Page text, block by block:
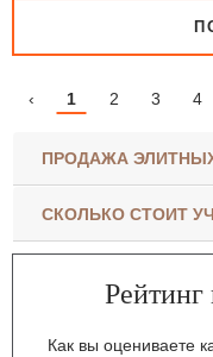
‹ 1 2 3 4
ПРОДАЖА
СКОЛЬКО СТОИТ
Рейтинг
Как вы оцениваете